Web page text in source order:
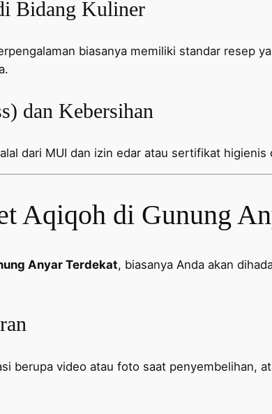
Bidang Kuliner
biasanya memiliki standar resep
dan Kebersihan
dari MUI dan izin edar atau sertifikat
Aqiqoh di Gunung
Anyar Terdekat, biasanya Anda akan
berupa video atau foto saat penyembelihan,